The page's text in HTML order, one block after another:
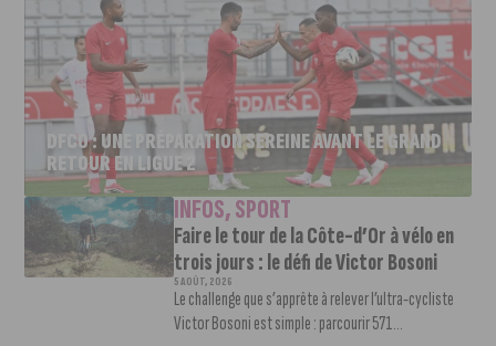
DFCO : UNE PRÉPARATION SEREINE AVANT LE GRAND
RETOUR EN LIGUE 2
INFOS,SPORT
Faire le tour de la Côte-d’Or à vélo en
trois jours : le défi de Victor Bosoni
5 AOÛT, 2026
Le challenge que s’apprête à relever l’ultra-cycliste
Victor Bosoni est simple : parcourir 571...